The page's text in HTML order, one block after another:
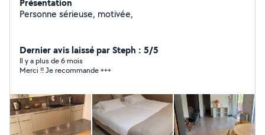
Personne sérieuse, motivée,
Dernier avis laissé par Steph : 5/5
Il y a plus de 6 mois
Merci !! Je recommande +++